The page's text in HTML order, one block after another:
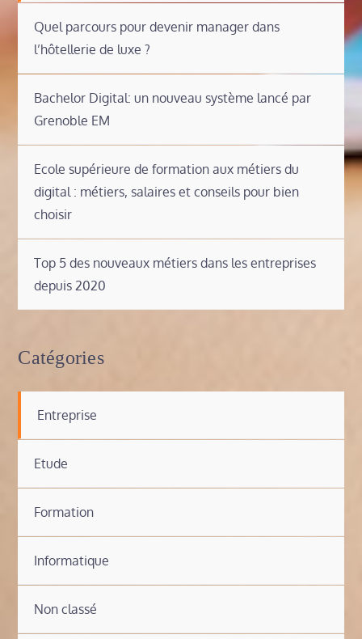
Quel parcours pour devenir manager dans
l’hôtellerie de luxe ?
Bachelor Digital: un nouveau système lancé par
Grenoble EM
Ecole supérieure de formation aux métiers du
digital : métiers, salaires et conseils pour bien
choisir
Top 5 des nouveaux métiers dans les entreprises
depuis 2020
Catégories
Entreprise
Etude
Formation
Informatique
Non classé